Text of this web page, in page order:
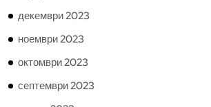
декември 2023
ноември 2023
октомври 2023
септември 2023